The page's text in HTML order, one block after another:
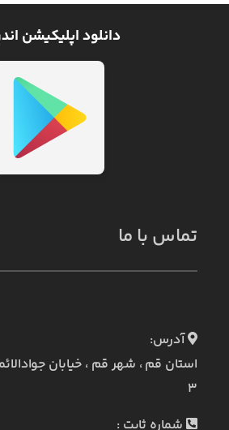
دانلود اپلیکیشن
تماس با ما
آدرس:
۳
شماره ثابت :